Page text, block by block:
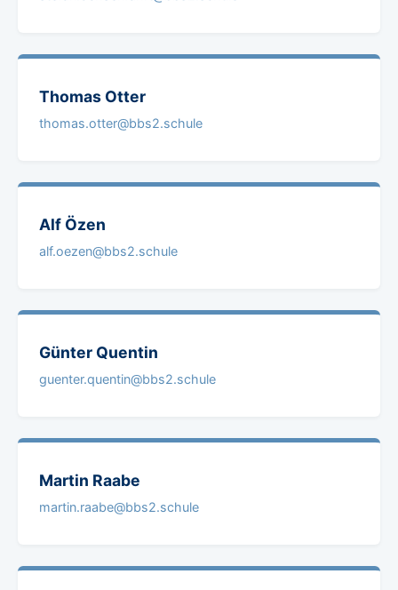
Thomas Otter
thomas.otter@bbs2.schule
Alf Özen
alf.oezen@bbs2.schule
Günter Quentin
guenter.quentin@bbs2.schule
Martin Raabe
martin.raabe@bbs2.schule